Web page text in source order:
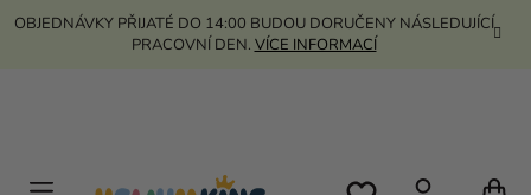
Přejít
OBJEDNÁVKY PŘIJATÉ DO 14:00 BUDOU DORUČENY NÁSLEDUJÍCÍ
PRACOVNÍ DEN. VÍCE INFORMACÍ